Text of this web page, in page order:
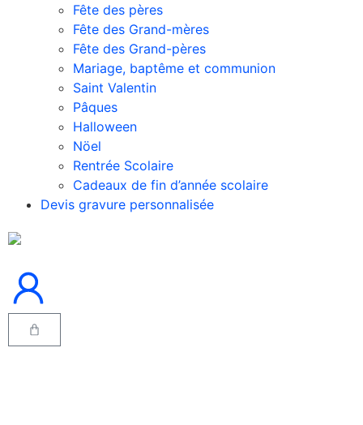
Fête des pères
Fête des Grand-mères
Fête des Grand-pères
Mariage, baptême et communion
Saint Valentin
Pâques
Halloween
Nöel
Rentrée Scolaire
Cadeaux de fin d’année scolaire
Devis gravure personnalisée